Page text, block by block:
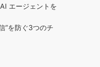
エージェントを
”を防ぐ3つのチ